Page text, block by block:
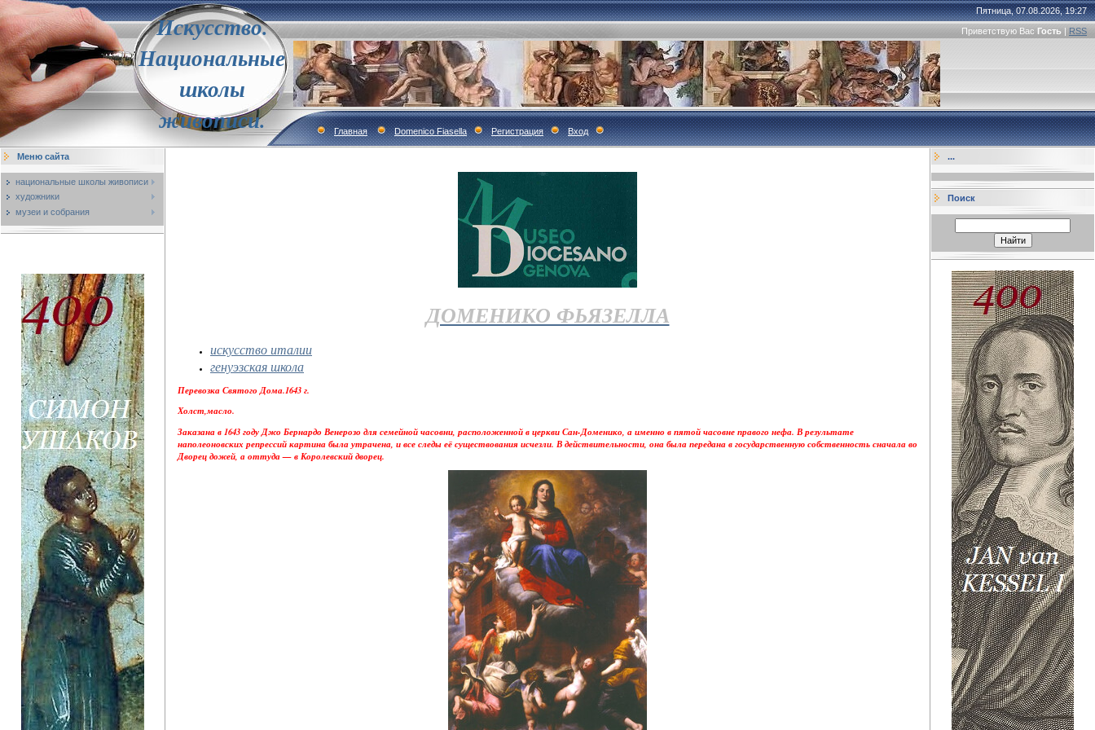
Искусство.
Национальные
школы
живописи.
Пятница, 07.08.2026, 19:27
Приветствую Вас Гость | RSS
Главная Domenico Fiasella Регистрация Вход
Меню сайта
национальные школы живописи
художники
музеи и собрания
ДОМЕНИКО ФЬЯЗЕЛЛА
искусство италии
генуэзская школа
Перевозка Святого Дома.1643 г.
Холст,масло.
Заказана в 1643 году Джо Бернардо Венерозо для семейной часовни, расположенной в церкви Сан-Доменико, а именно в пятой часовне правого нефа. В результате
наполеоновских репрессий картина была утрачена, и все следы её существования исчезли. В действительности, она была передана в государственную собственность сначала во
Дворец дожей, а оттуда — в Королевский дворец.
...
Поиск